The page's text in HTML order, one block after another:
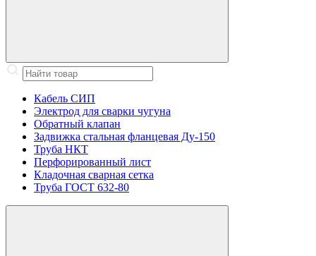
Кабель СИП
Электрод для сварки чугуна
Обратный клапан
Задвижка стальная фланцевая Ду-150
Труба НКТ
Перфорированный лист
Кладочная сварная сетка
Труба ГОСТ 632-80